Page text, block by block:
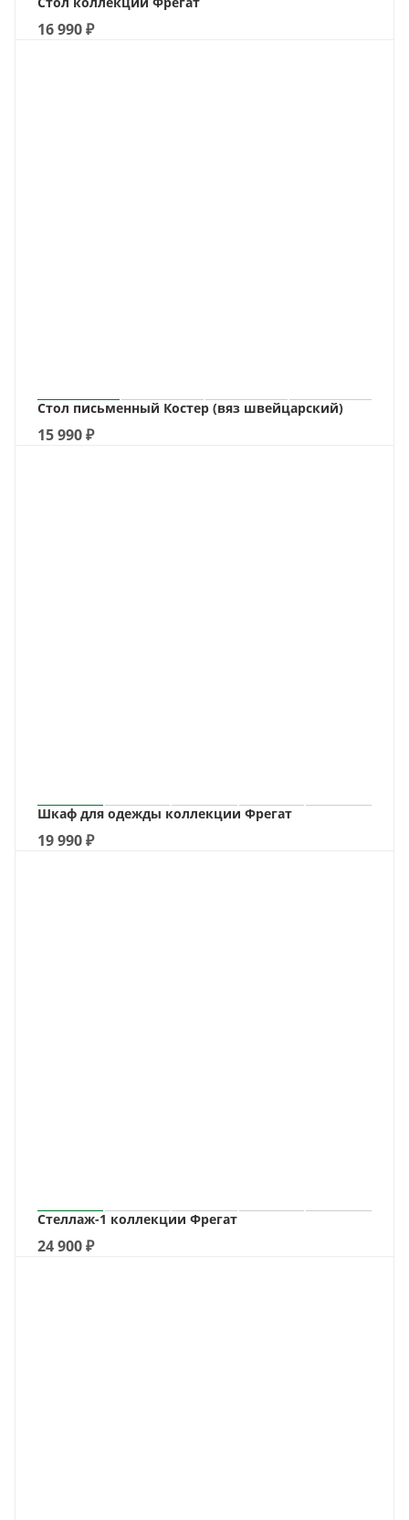
16 990₽
Стол письменный Костер (вяз швейцарский)
15 990₽
Шкаф для одежды коллекции Фрегат
19 990₽
Стеллаж-1 коллекции Фрегат
24 900₽